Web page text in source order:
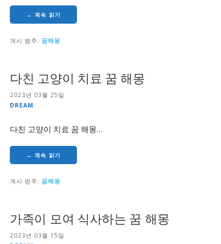
→ 계속 읽기
게시 범주: 꿈해몽
다친 고양이 치료 꿈 해몽
2023년 03월 25일
DREAM
다친 고양이 치료 꿈 해몽…
→ 계속 읽기
게시 범주: 꿈해몽
가족이 모여 식사하는 꿈 해몽
2023년 03월 15일